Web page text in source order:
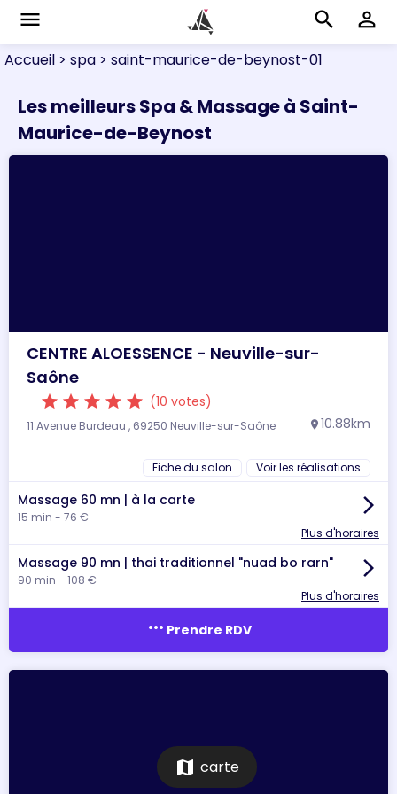
menu search perm_identity
Accueil > spa > saint-maurice-de-beynost-01
Les meilleurs Spa & Massage à Saint-
Maurice-de-Beynost
CENTRE ALOESSENCE - Neuville-sur-
Saône
star star star star star (10 votes)
11 Avenue Burdeau , 69250 Neuville-sur-Saône location_on 10.88km
Fiche du salon Voir les réalisations
Massage 60 mn | à la carte
15 min - 76 €
arrow_forward_ios
Plus d'horaires
Massage 90 mn | thai traditionnel "nuad bo rarn"
90 min - 108 €
arrow_forward_ios
Plus d'horaires
more_horiz Prendre RDV
map carte